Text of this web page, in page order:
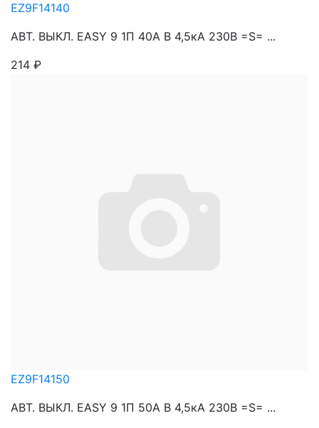
EZ9F14140
АВТ. ВЫКЛ. EASY 9 1П 40А В 4,5кА 230В =S= ...
214 ₽
EZ9F14150
АВТ. ВЫКЛ. EASY 9 1П 50А В 4,5кА 230В =S= ...